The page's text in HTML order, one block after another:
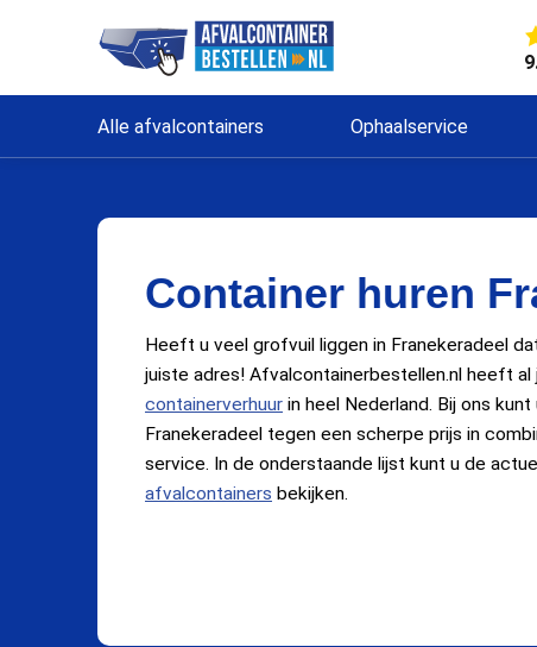
Alle afvalcontainers Ophaalservice
Container huren
Heeft u veel grofvuil liggen in Franekeradeel
juiste adres! Afvalcontainerbestellen.nl heeft al
containerverhuur in heel Nederland. Bij ons
Franekeradeel tegen een scherpe prijs in
service. In de onderstaande lijst kunt u de
afvalcontainers bekijken.